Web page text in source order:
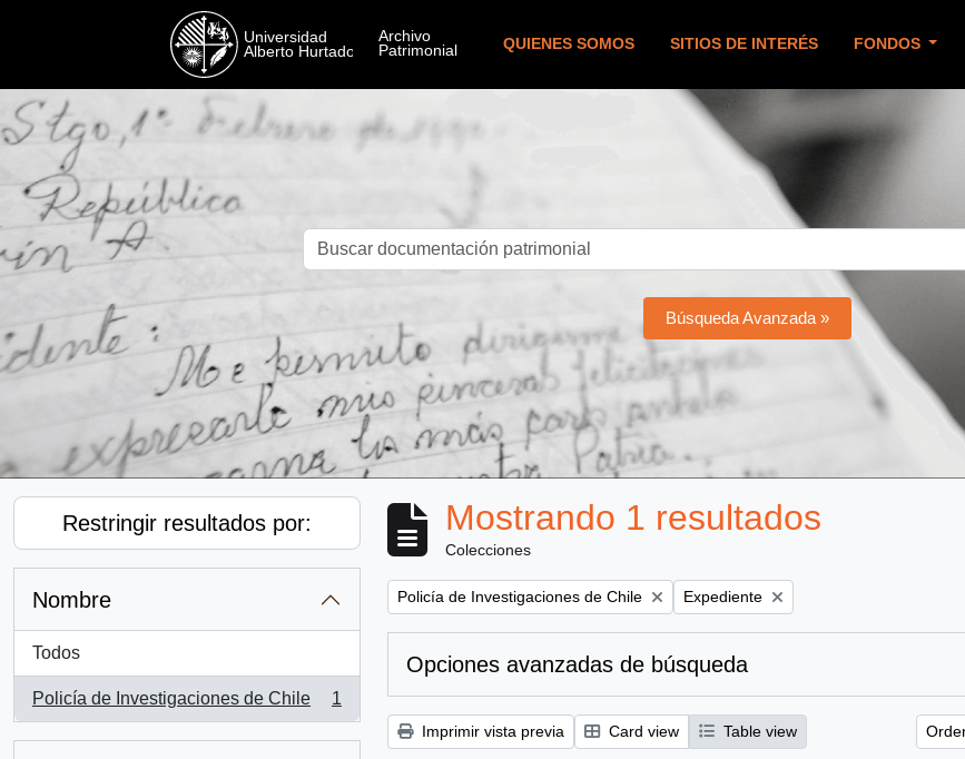
QUIENES SOMOS SITIOS DE INTERÉS FONDOS
Búsqueda Avanzada »
Restringir resultados por:
Nombre
Todos
Policía de Investigaciones de Chile
, 1 resultados
1
Mostrando 1 resultados
Colecciones
Remove filter:
Policía de Investigaciones de Chile Remove filter:
Expediente
Opciones avanzadas de búsqueda
Imprimir vista previa Card view Table view